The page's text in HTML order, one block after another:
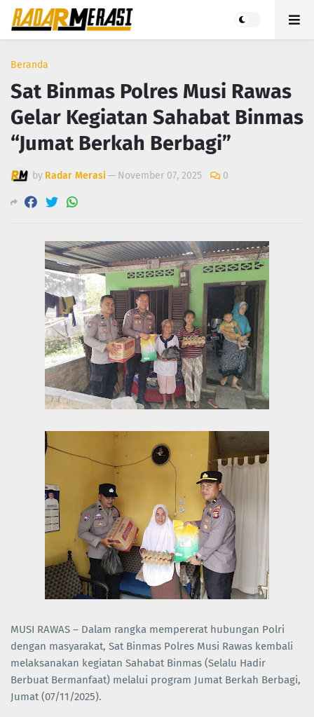
Beranda
Sat Binmas Polres Musi Rawas
Gelar Kegiatan Sahabat Binmas
“Jumat Berkah Berbagi”
by Radar Merasi — November 07, 2025 0
MUSI RAWAS – Dalam rangka mempererat hubungan Polri
dengan masyarakat, Sat Binmas Polres Musi Rawas kembali
melaksanakan kegiatan Sahabat Binmas (Selalu Hadir
Berbuat Bermanfaat) melalui program Jumat Berkah Berbagi,
Jumat (07/11/2025).